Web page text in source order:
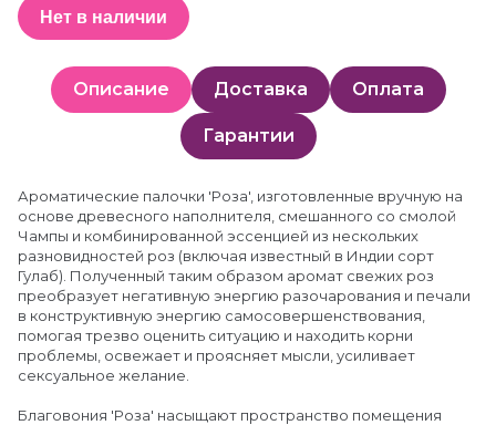
Нет в наличии
Описание Доставка Оплата
Гарантии
Ароматические палочки 'Роза', изготовленные вручную на
основе древесного наполнителя, смешанного со смолой
Чампы и комбинированной эссенцией из нескольких
разновидностей роз (включая известный в Индии сорт
Гулаб). Полученный таким образом аромат свежих роз
преобразует негативную энергию разочарования и печали
в конструктивную энергию самосовершенствования,
помогая трезво оценить ситуацию и находить корни
проблемы, освежает и проясняет мысли, усиливает
сексуальное желание.
Благовония 'Роза' насыщают пространство помещения